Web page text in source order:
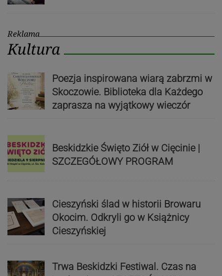
Reklama
Kultura
Poezja inspirowana wiarą zabrzmi w
Skoczowie. Biblioteka dla Każdego
zaprasza na wyjątkowy wieczór
Beskidzkie Święto Ziół w Cięcinie |
SZCZEGÓŁOWY PROGRAM
Cieszyński ślad w historii Browaru
Okocim. Odkryli go w Książnicy
Cieszyńskiej
Trwa Beskidzki Festiwal. Czas na